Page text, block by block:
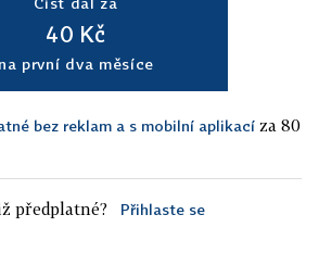
40 Kč
na první dva měsíce
bez reklam a s mobilní aplikací za 80
předplatné? Přihlaste se